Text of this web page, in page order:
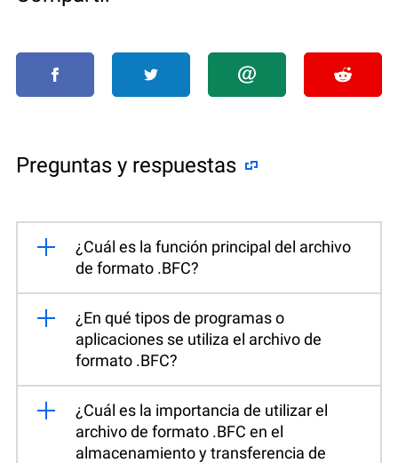
Preguntas y respuestas
¿Cuál es la función principal del archivo
de formato .BFC?
¿En qué tipos de programas o
aplicaciones se utiliza el archivo de
formato .BFC?
¿Cuál es la importancia de utilizar el
archivo de formato .BFC en el
almacenamiento y transferencia de